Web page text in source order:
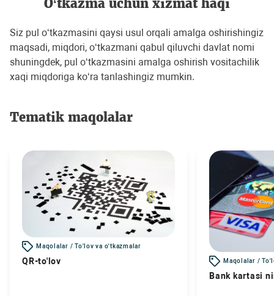
O‘tkazma uchun хizmat haqi
Siz pul o‘tkazmasini qaysi usul orqali amalga oshirishingiz
maqsadi, miqdori, o‘tkazmani qabul qiluvchi davlat nomi
shuningdek, pul o‘tkazmasini amalga oshirish vositachilik
xaqi miqdoriga ko‘ra tanlashingiz mumkin.
Tematik maqolalar
Maqolalar / To'lov va o'tkazmalar
QR-to'lov Maqolalar /
Bank kartasi